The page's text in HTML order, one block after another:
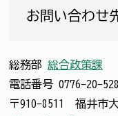
お問い合わせ
総務部 総合政策課
電話番号 0776-20-
〒910-8511 福井市